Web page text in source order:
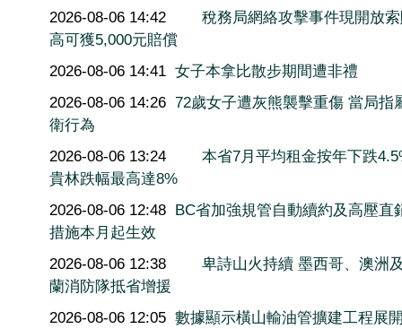
2026-08-06 14:42
稅務局網絡攻擊事件現開放
高可獲5,000元賠償
2026-08-06 14:41 女子本拿比散步期間遭非禮
2026-08-06 14:26 72歲女子遭灰熊襲擊重傷 當局指
衛行為
2026-08-06 13:24
本省7月平均租金按年下跌
貴林跌幅最高達8%
2026-08-06 12:48 BC省加強規管自動續約及高壓直
措施本月起生效
2026-08-06 12:38
卑詩山火持續 墨西哥、澳洲
蘭消防隊抵省增援
2026-08-06 12:05 數據顯示橫山輸油管擴建工程展